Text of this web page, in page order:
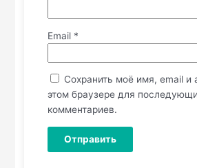
Email *
Сохранить моё имя, email и
этом браузере для
комментариев.